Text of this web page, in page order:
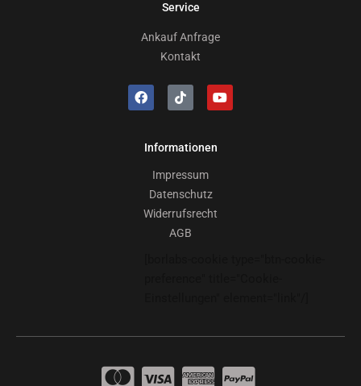
Service
Ankauf Anfrage
Kontakt
Informationen
Impressum
Datenschutz
Widerrufsrecht
AGB